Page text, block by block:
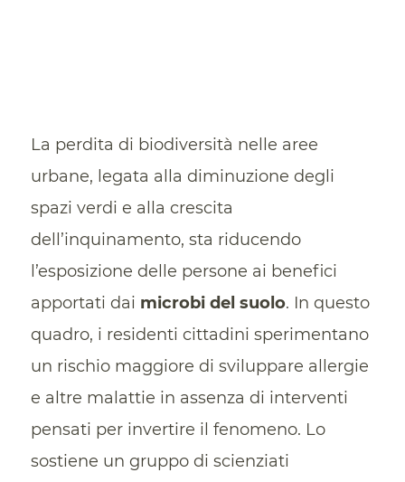
La perdita di biodiversità nelle aree
urbane, legata alla diminuzione degli
spazi verdi e alla crescita
dell’inquinamento, sta riducendo
l’esposizione delle persone ai benefici
apportati dai microbi del suolo. In questo
quadro, i residenti cittadini sperimentano
un rischio maggiore di sviluppare allergie
e altre malattie in assenza di interventi
pensati per invertire il fenomeno. Lo
sostiene un gruppo di scienziati